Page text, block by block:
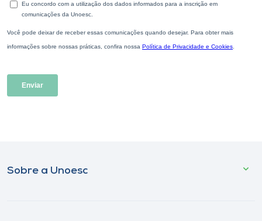
Sobre a Unoesc